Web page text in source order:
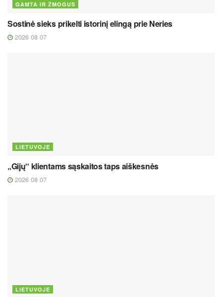
GAMTA IR ŽMOGUS
Sostinė sieks prikelti istorinį elingą prie Neries
2026 08 07
LIETUVOJE
„Gijų“ klientams sąskaitos taps aiškesnės
2026 08 07
LIETUVOJE